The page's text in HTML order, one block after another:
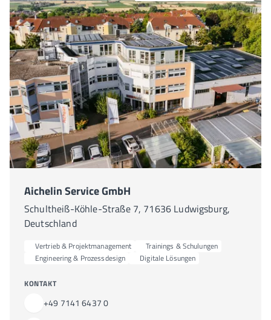
Aichelin Service GmbH
Schultheiß-Köhle-Straße 7, 71636 Ludwigsburg,
Deutschland
Vertrieb & Projektmanagement
Trainings & Schulungen
Engineering & Prozessdesign
Digitale Lösungen
KONTAKT
+49 7141 6437 0